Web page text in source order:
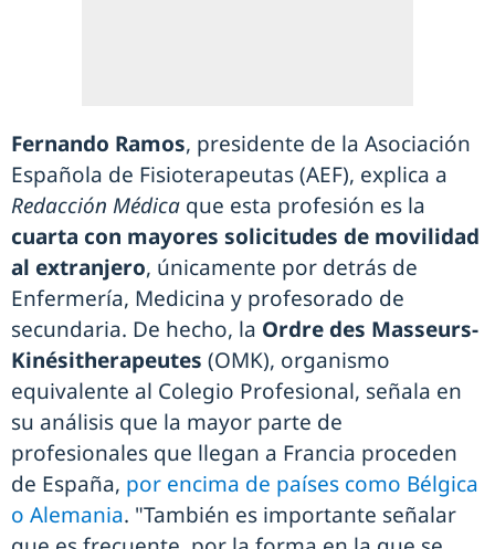
Fernando Ramos, presidente de la Asociación
Española de Fisioterapeutas (AEF), explica a
Redacción Médica que esta profesión es la
cuarta con mayores solicitudes de movilidad
al extranjero, únicamente por detrás de
Enfermería, Medicina y profesorado de
secundaria. De hecho, la Ordre des Masseurs-
Kinésitherapeutes (OMK), organismo
equivalente al Colegio Profesional, señala en
su análisis que la mayor parte de
profesionales que llegan a Francia proceden
de España, por encima de países como Bélgica
o Alemania. "También es importante señalar